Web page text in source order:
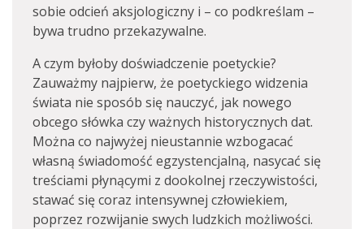
sobie odcień aksjologiczny i – co podkreślam –
bywa trudno przekazywalne.
A czym byłoby doświadczenie poetyckie?
Zauważmy najpierw, że poetyckiego widzenia
świata nie sposób się nauczyć, jak nowego
obcego słówka czy ważnych historycznych dat.
Można co najwyżej nieustannie wzbogacać
własną świadomość egzystencjalną, nasycać się
treściami płynącymi z dookolnej rzeczywistości,
stawać się coraz intensywnej człowiekiem,
poprzez rozwijanie swych ludzkich możliwości.